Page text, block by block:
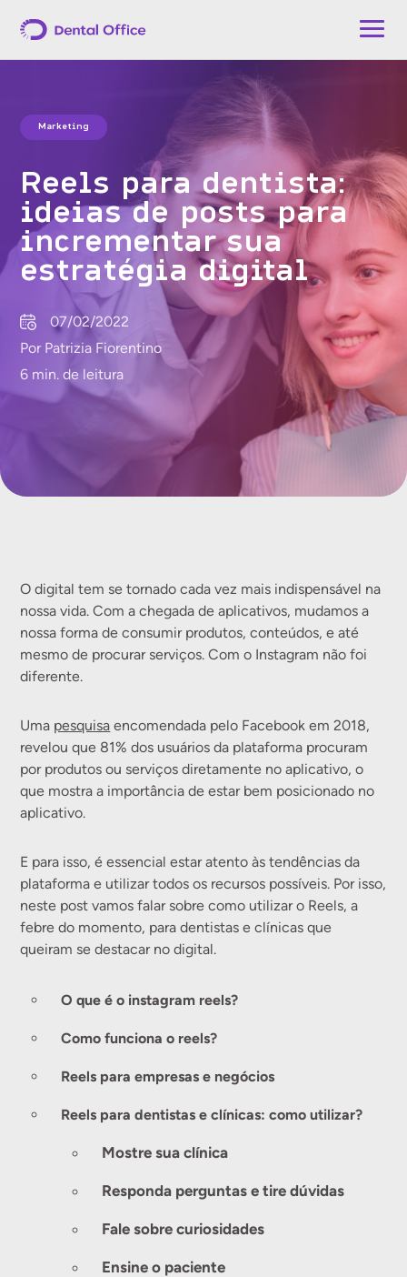
Marketing
Reels para dentista:
ideias de posts para
incrementar sua
estratégia digital
07/02/2022
Por Patrizia Fiorentino
6 min. de leitura
O digital tem se tornado cada vez mais indispensável na
nossa vida. Com a chegada de aplicativos, mudamos a
nossa forma de consumir produtos, conteúdos, e até
mesmo de procurar serviços. Com o Instagram não foi
diferente.
Uma pesquisa encomendada pelo Facebook em 2018,
revelou que 81% dos usuários da plataforma procuram
por produtos ou serviços diretamente no aplicativo, o
que mostra a importância de estar bem posicionado no
aplicativo.
E para isso, é essencial estar atento às tendências da
plataforma e utilizar todos os recursos possíveis. Por isso,
neste post vamos falar sobre como utilizar o Reels, a
febre do momento, para dentistas e clínicas que
queiram se destacar no digital.
O que é o instagram reels?
Como funciona o reels?
Reels para empresas e negócios
Reels para dentistas e clínicas: como utilizar?
Mostre sua clínica
Responda perguntas e tire dúvidas
Fale sobre curiosidades
Ensine o paciente